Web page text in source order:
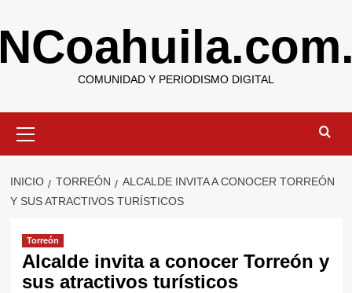
al
contenido
COMUNIDAD Y PERIODISMO DIGITAL
primario
INICIO TORREÓN
ALCALDE INVITA A CONOCER TORREÓN
Y SUS ATRACTIVOS TURÍSTICOS
Torreón
Alcalde invita a conocer Torreón y
sus atractivos turísticos